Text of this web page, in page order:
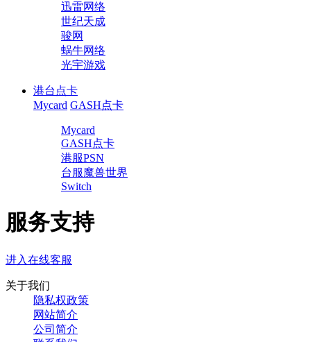
迅雷网络
世纪天成
骏网
蜗牛网络
光宇游戏
港台点卡
Mycard GASH点卡
Mycard
GASH点卡
港服PSN
台服魔兽世界
Switch
服务支持
进入在线客服
关于我们
隐私权政策
网站简介
公司简介